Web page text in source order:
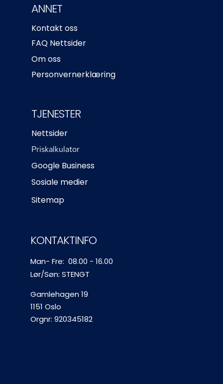
ANNET
Kontakt oss
FAQ Nettsider
Om oss
Personvernerklæring
TJENESTER
Nettsider
Priskalkulator
Google Business
Sosiale medier
Sitemap
KONTAKTINFO
Man- Fre: 08.00 - 16.00
Lør/Søn: STENGT
Gamlehagen 19
1151 Oslo
Orgnr: 920345182